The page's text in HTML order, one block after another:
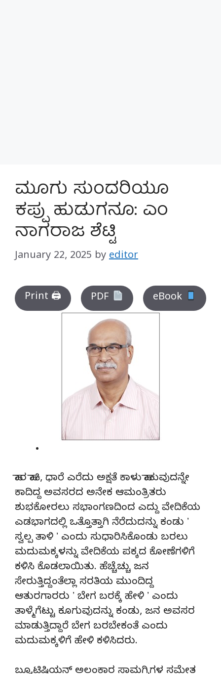
ಮೂಗು ಸುಂದರಿಯೂ
ಕಪ್ಪು ಹುಡುಗನೂ: ಎಂ
ನಾಗರಾಜ ಶೆಟ್ಟಿ
January 22, 2025 by editor
Print 🖨 PDF eBook
ಹಾರ ಹಾಕಿ, ಧಾರೆ ಎರೆದು ಅಕ್ಷತೆ ಕಾಳು ಹಾಕುವುದನ್ನೇ
ಕಾದಿದ್ದ ಅವಸರದ ಅನೇಕ ಆಮಂತ್ರಿತರು
ಶುಭಕೋರಲು ಸಭಾಂಗಣದಿಂದ ಎದ್ದು ವೇದಿಕೆಯ
ಎಡಭಾಗದಲ್ಲಿ ಒತ್ತೊತ್ತಾಗಿ ನೆರೆದುದನ್ನು ಕಂಡು ʼ
ಸ್ವಲ್ಪ ತಾಳಿ ʼ ಎಂದು ಸುಧಾರಿಸಿಕೊಂಡು ಬರಲು
ಮದುಮಕ್ಕಳನ್ನು ವೇದಿಕೆಯ ಪಕ್ಕದ ಕೋಣೆಗಳಿಗೆ
ಕಳಿಸಿ ಕೊಡಲಾಯಿತು. ಹೆಚ್ಚೆಚ್ಚು ಜನ
ಸೇರುತ್ತಿದ್ದಂತೆಲ್ಲಾ ಸರತಿಯ ಮುಂದಿದ್ದ
ಆತುರಗಾರರು ʼ ಬೇಗ ಬರಕ್ಕೆ ಹೇಳಿ ʼ ಎಂದು
ತಾಳ್ಮೆಗೆಟ್ಟು ಕೂಗುವುದನ್ನು ಕಂಡು, ಜನ ಅವಸರ
ಮಾಡುತ್ತಿದ್ದಾರೆ ಬೇಗ ಬರಬೇಕಂತೆ ಎಂದು
ಮದುಮಕ್ಕಳಿಗೆ ಹೇಳಿ ಕಳಿಸಿದರು.